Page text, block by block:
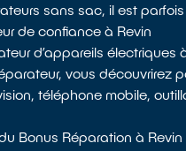
sans sac, il est
de confiance à Revin
d’appareils
vous découvrirez
téléphone mobile,
Bonus Réparation à Revin